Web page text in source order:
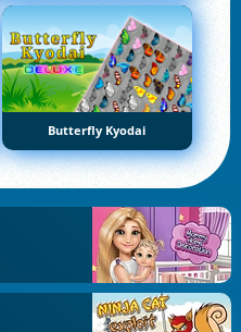
Butterfly Kyodai